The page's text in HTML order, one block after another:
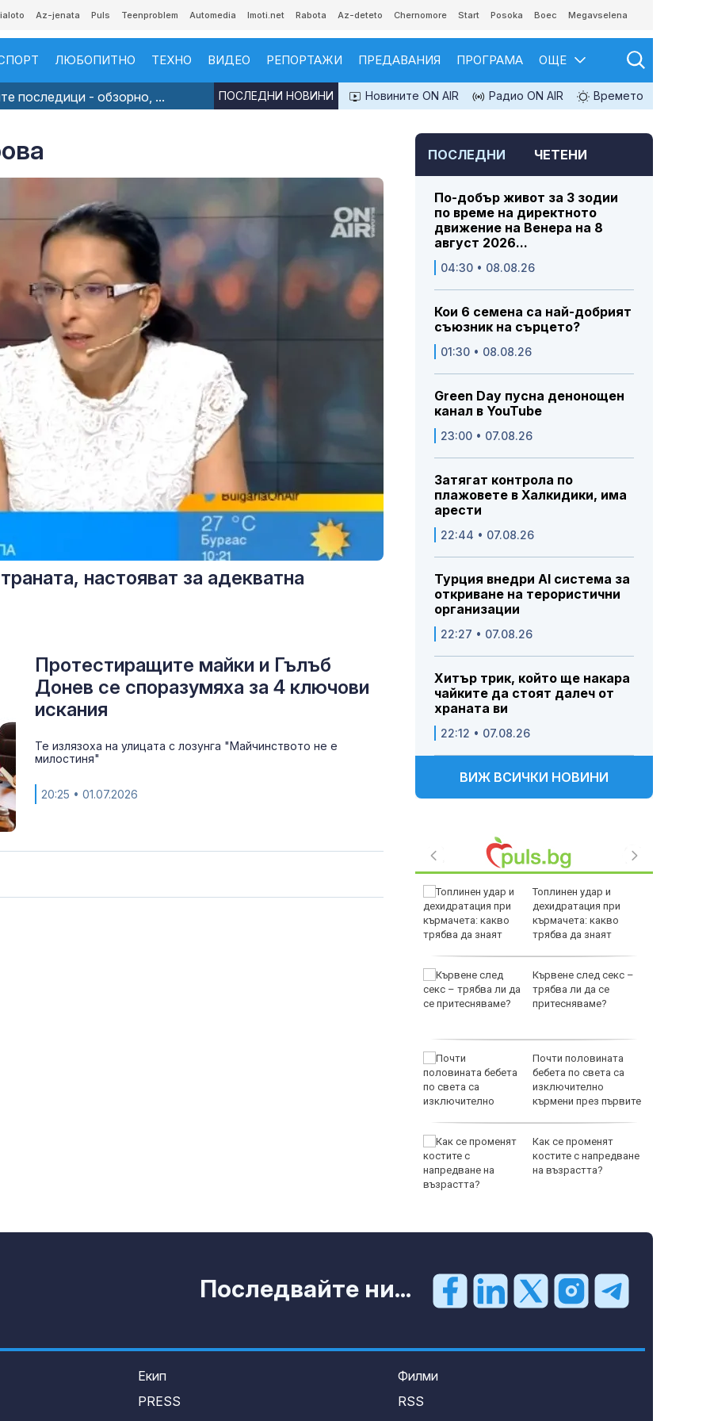
Az-jenata Puls Teenproblem Automedia Imoti.net Rabota Az-deteto Chernomore Start Posoka Boec Megavselena
ЛЮБОПИТНО ТЕХНО ВИДЕО РЕПОРТАЖИ ПРЕДАВАНИЯ ПРОГРАМА ОЩЕ
последици - обзорно, ... Новините ON AIR Радио ON AIR Времето
ПОСЛЕДНИ НОВИНИ
настояват за адекватна
Протестиращите майки и Гълъб
Донев се споразумяха за 4 ключови
искания
Те излязоха на улицата с лозунга "Майчинството не е
милостиня"
20:25 • 01.07.2026
ПОСЛЕДНИ ЧЕТЕНИ
По-добър живот за 3 зодии
по време на директното
движение на Венера на 8
август 2026...
04:30 • 08.08.26
Кои 6 семена са най-добрият
съюзник на сърцето?
01:30 • 08.08.26
Green Day пусна денонощен
канал в YouTube
23:00 • 07.08.26
Затягат контрола по
плажовете в Халкидики, има
арести
22:44 • 07.08.26
Турция внедри AI система за
откриване на терористични
организации
22:27 • 07.08.26
Хитър трик, който ще накара
чайките да стоят далеч от
храната ви
22:12 • 07.08.26
ВИЖ ВСИЧКИ НОВИНИ
Топлинен удар и
дехидратация при
кърмачета: какво
трябва да знаят
Кървене след секс –
трябва ли да се
притесняваме?
Почти половината
бебета по света са
изключително
кърмени през първите
Как се променят
костите с напредване
на възрастта?
Последвайте ни...
Екип
PRESS
Филми
RSS